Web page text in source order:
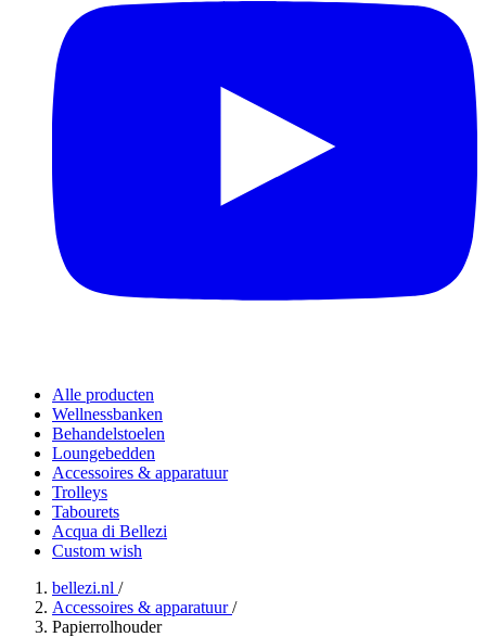
Alle producten
Wellnessbanken
Behandelstoelen
Loungebedden
Accessoires & apparatuur
Trolleys
Tabourets
Acqua di Bellezi
Custom wish
bellezi.nl /
Accessoires & apparatuur/
Papierrolhouder